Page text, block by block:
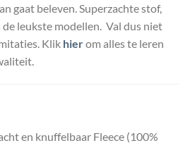
gaat beleven. Superzachte stof,
leukste modellen. Val dus niet
Klik hierom alles te leren
en knuffelbaar Fleece (100%